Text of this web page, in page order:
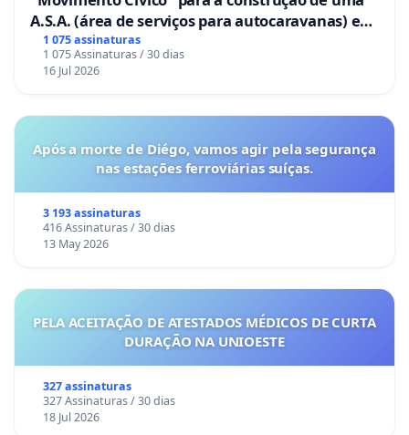
A.S.A. (área de serviços para autocaravanas) em
Coimbra
1 075 assinaturas
1 075 Assinaturas / 30 dias
16 Jul 2026
Após a morte de Diégo, vamos agir pela segurança
nas estações ferroviárias suíças.
3 193 assinaturas
416 Assinaturas / 30 dias
13 May 2026
PELA ACEITAÇÃO DE ATESTADOS MÉDICOS DE CURTA
DURAÇÃO NA UNIOESTE
327 assinaturas
327 Assinaturas / 30 dias
18 Jul 2026